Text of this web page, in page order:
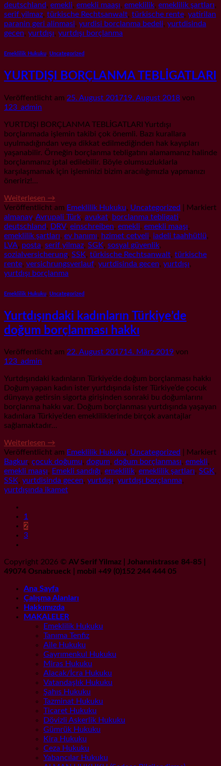
deutschland, emekli, emekli maaşı, emeklilik, emeklilik şartları,
serif yilmaz, türkische Rechtsanwalt, türkische rente, yatirilan
paranin geri alinmasi, yurdisi borclanma bedeli, yurtdisinda
gecen, yurtdışı, yurtdışı borçlanma
Emeklilik Hukuku Uncategorized
YURTDIŞI BORÇLANMA TEBLİGATLARI
Veröffentlicht am 25. August 201719. August 2018 von
123_admin
YURTDIŞI BORÇLANMA TEBLİGATLARI Yurtdışı
borçlanmada işlemin takibi çok önemli. Bazı kurallara
uyulmadığından veya dikkat edilmediğinden hak kayıpları
yaşanabilir. Örneğin borçlanma tebligatını alamamanız halinde
borçlanmanız iptal edilebilir. Böyle olumsuzluklarla
karşılaşmamak için işleminizi bizim aracılığımızla yapmanızı
öneririz!…
Weiterlesen →
Veröffentlicht am Emeklilik Hukuku, Uncategorized
Markiert
almanay, Avrupali Türk, avukat, borclanma tebligati,
deutschland, DRV, einschreiben, emekli, emekli maaşı,
emeklilik şartları, ev hanımı, hzimet cetveli, iadeli taahhütlü,
LVA, posta, serif yilmaz, SGK, sosyal güvenlik,
sozialversicherung, SSK, türkische Rechtsanwalt, türkische
rente, versichrungsverlauf, yurtdisinda gecen, yurtdışı,
yurtdışı borçlanma
Emeklilik Hukuku Uncategorized
Yurtdışındaki kadınların Türkiye’de
doğum borçlanması hakkı
Veröffentlicht am 22. August 201714. März 2019 von
123_admin
Yurtdışındaki kadınların Türkiye’de doğum borçlanması hakkı
Doğum yapan kadın ister yurtdışında ister Türkiye’de çocuk
dünyaya getirsin sigorta girişinden sonraki bu doğumlarını
borçlanma hakkı var. Doğum borçlanması yurtdışında yaşayan
kadınlara Türkiye’den emekliliklerinde birçok avantajlar
sağlamaktadır…
Weiterlesen →
Veröffentlicht am Emeklilik Hukuku, Uncategorized
Markiert
Bagkur, çocuk doğumu, dogum, doğum borçlanması, emekli,
emekli maaşı, Emekli sandığı, emeklilik, emeklilik şartları, SGK,
SSK, yurtdisinda gecen, yurtdışı, yurtdışı borçlanma,
yurtdışında ikamet
1
2
3
Copyright 2026 © AV Serif Yilmaz | Johannistrasse 84-85 |
49074 Osnabrueck | mobil +49 (0)152 244 444 05
Ana Sayfa
Çalışma Alanları
Hakkımızda
MAKALELER
Emeklilik Hukuku
Tanıma Tenfiz
Aile Hukuku
Gayrımenkul Hukuku
Miras Hukuku
Alacak/İcra Hukuku
Vatandaşlık Hukuku
Şahıs Hukuku
Tazminat Hukuku
Ticaret Hukuku
Dövizli Askerlik Hukuku
Gümrük Hukuku
Kira Hukuku
Ceza Hukuku
Yabancılar Hukuku